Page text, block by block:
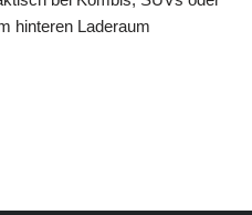
hinteren Laderaum